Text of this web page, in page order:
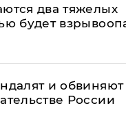
два тяжелых
будет
и обвиняют
России